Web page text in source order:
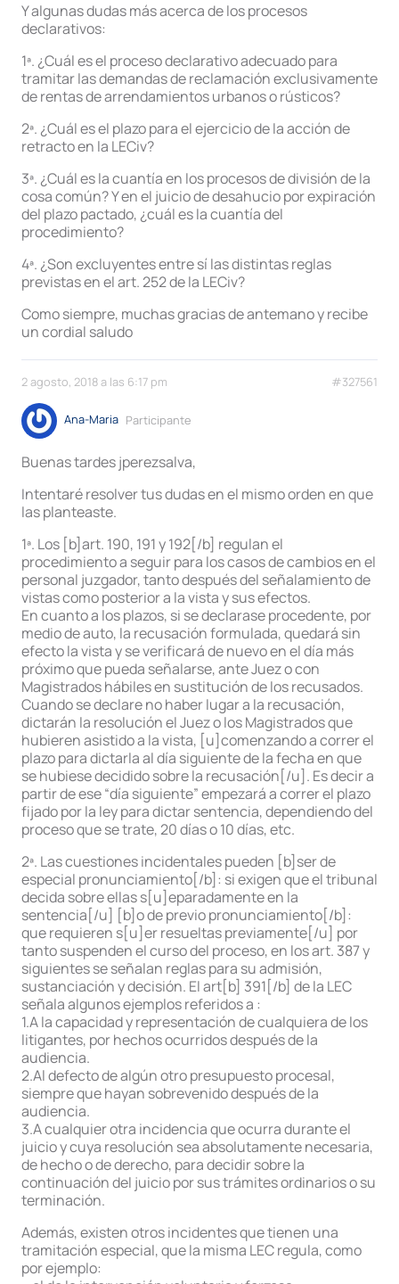
Y algunas dudas más acerca de los procesos
declarativos:
1ª. ¿Cuál es el proceso declarativo adecuado para
tramitar las demandas de reclamación exclusivamente
de rentas de arrendamientos urbanos o rústicos?
2ª. ¿Cuál es el plazo para el ejercicio de la acción de
retracto en la LECiv?
3ª. ¿Cuál es la cuantía en los procesos de división de la
cosa común? Y en el juicio de desahucio por expiración
del plazo pactado, ¿cuál es la cuantía del
procedimiento?
4ª. ¿Son excluyentes entre sí las distintas reglas
previstas en el art. 252 de la LECiv?
Como siempre, muchas gracias de antemano y recibe
un cordial saludo
2 agosto, 2018 a las 6:17 pm #327561
Ana-Maria Participante
Buenas tardes jperezsalva,
Intentaré resolver tus dudas en el mismo orden en que
las planteaste.
1ª. Los [b]art. 190, 191 y 192[/b] regulan el
procedimiento a seguir para los casos de cambios en el
personal juzgador, tanto después del señalamiento de
vistas como posterior a la vista y sus efectos.
En cuanto a los plazos, si se declarase procedente, por
medio de auto, la recusación formulada, quedará sin
efecto la vista y se verificará de nuevo en el día más
próximo que pueda señalarse, ante Juez o con
Magistrados hábiles en sustitución de los recusados.
Cuando se declare no haber lugar a la recusación,
dictarán la resolución el Juez o los Magistrados que
hubieren asistido a la vista, [u]comenzando a correr el
plazo para dictarla al día siguiente de la fecha en que
se hubiese decidido sobre la recusación[/u]. Es decir a
partir de ese “día siguiente” empezará a correr el plazo
fijado por la ley para dictar sentencia, dependiendo del
proceso que se trate, 20 días o 10 días, etc.
2ª. Las cuestiones incidentales pueden [b]ser de
especial pronunciamiento[/b]: si exigen que el tribunal
decida sobre ellas s[u]eparadamente en la
sentencia[/u] [b]o de previo pronunciamiento[/b]:
que requieren s[u]er resueltas previamente[/u] por
tanto suspenden el curso del proceso, en los art. 387 y
siguientes se señalan reglas para su admisión,
sustanciación y decisión. El art[b] 391[/b] de la LEC
señala algunos ejemplos referidos a :
1.A la capacidad y representación de cualquiera de los
litigantes, por hechos ocurridos después de la
audiencia.
2.Al defecto de algún otro presupuesto procesal,
siempre que hayan sobrevenido después de la
audiencia.
3.A cualquier otra incidencia que ocurra durante el
juicio y cuya resolución sea absolutamente necesaria,
de hecho o de derecho, para decidir sobre la
continuación del juicio por sus trámites ordinarios o su
terminación.
Además, existen otros incidentes que tienen una
tramitación especial, que la misma LEC regula, como
por ejemplo: